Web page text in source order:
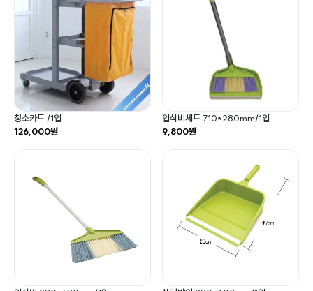
청소카트 /1입
126,000원
입식비세트 710*280mm/1입
9,800원